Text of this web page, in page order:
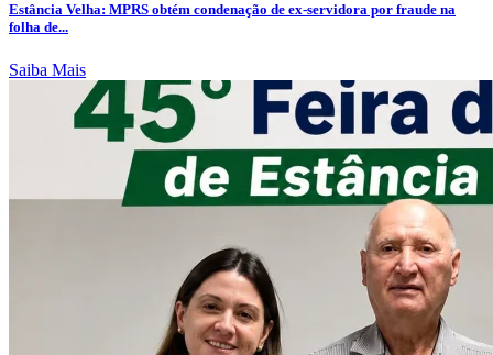
Estância Velha: MPRS obtém condenação de ex-servidora por fraude na
folha de...
Saiba Mais